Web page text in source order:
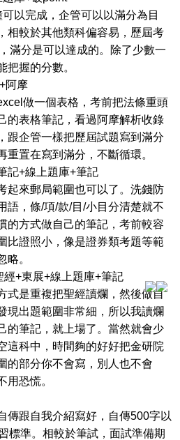
以完成，企管可以以滿分為目
相較於其他類科偏容易，歷屆考
滿分是可以達成的。除了少數一
把握的分數。
阿摩
做一個表格，考前把法條重頭
的表格筆記，看過阿摩解析收錄
跟企管一樣把歷屆試題寫到滿分
重置在寫到滿分，不斷循環。
記+線上題庫+筆記
起來郵局範圍也可以了。洗錢防
語，條/項/款/目/小目分清楚就不
的方式做自己的筆記，考前較容
比證照小，像是證券類考題等範
略。
+東展+線上題庫+筆記
式是重複把聖經讀爛，然後做自
現出題範圍非常細，所以我讀爛
的筆記，就上場了。當然就會少
這科中，時間夠的好好把金研院
的部分你不會寫，別人也不會
用恐慌。
傳跟自我介紹寫好，自傳500字以
標準。相較於筆試，面試準備期